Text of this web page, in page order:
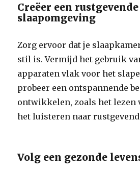
Creëer een rustgevende
slaapomgeving
Zorg ervoor dat je
stil is. Vermijd het gebruik
apparaten vlak voor het
probeer een ontspannende
ontwikkelen, zoals het lezen
het luisteren naar
Volg een gezonde